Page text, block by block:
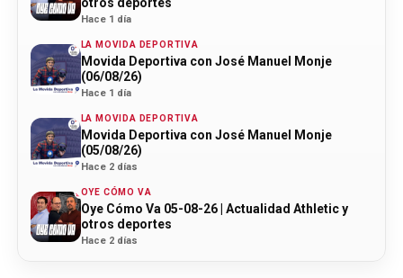
Hace 1 día
LA MOVIDA DEPORTIVA
Movida Deportiva con José Manuel Monje
(06/08/26)
Hace 1 día
LA MOVIDA DEPORTIVA
Movida Deportiva con José Manuel Monje
(05/08/26)
Hace 2 días
OYE CÓMO VA
Oye Cómo Va 05-08-26 | Actualidad Athletic y
otros deportes
Hace 2 días